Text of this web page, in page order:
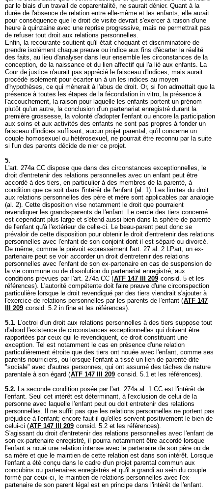
par le biais d'un travail de coparentalité, ne saurait dénier. Quant à la
durée de l'absence de relation entre elle-même et les enfants, elle aurait
pour conséquence que le droit de visite devrait s'exercer à raison d'une
heure à quinzaine avec une reprise progressive, mais ne permettrait pas
de refuser tout droit aux relations personnelles.
Enfin, la recourante soutient qu'il était choquant et discriminatoire de
prendre isolément chaque preuve ou indice aux fins d'écarter la réalité
des faits, au lieu d'analyser dans leur ensemble les circonstances de la
conception, de la naissance et du lien affectif qui l'a lié aux enfants. La
Cour de justice n'aurait pas apprécié le faisceau d'indices, mais aurait
procédé isolément pour écarter un à un les indices au moyen
d'hypothèses, ce qui mènerait à l'abus de droit. Or, si l'on admettait que la
présence à toutes les étapes de la fécondation in vitro, la présence à
l'accouchement, la raison pour laquelle les enfants portent un prénom
plutôt qu'un autre, la conclusion d'un partenariat enregistré durant la
première grossesse, la volonté d'adopter l'enfant ou encore la participation
aux soins et aux activités des enfants ne sont pas propres à fonder un
faisceau d'indices suffisant, aucun projet parental, qu'il concerne un
couple homosexuel ou hétérosexuel, ne pourrait être reconnu par la suite
si l'un des parents décide de nier ce projet.
5.
L'art. 274a CC dispose que dans des circonstances exceptionnelles, le
droit d'entretenir des relations personnelles avec un enfant peut être
accordé à des tiers, en particulier à des membres de la parenté, à
condition que ce soit dans l'intérêt de l'enfant (al. 1). Les limites du droit
aux relations personnelles des père et mère sont applicables par analogie
(al. 2). Cette disposition vise notamment le droit que pourraient
revendiquer les grands-parents de l'enfant. Le cercle des tiers concerné
est cependant plus large et s'étend aussi bien dans la sphère de parenté
de l'enfant qu'à l'extérieur de celle-ci. Le beau-parent peut donc se
prévaloir de cette disposition pour obtenir le droit d'entretenir des relations
personnelles avec l'enfant de son conjoint dont il est séparé ou divorcé.
De même, comme le prévoit expressément l'art. 27 al. 2 LPart, un ex-
partenaire peut se voir accorder un droit d'entretenir des relations
personnelles avec l'enfant de son ex-partenaire en cas de suspension de
la vie commune ou de dissolution du partenariat enregistré, aux
conditions prévues par l'art. 274a CC (ATF 147 III 209 consid. 5 et les
références). L'autorité compétente doit faire preuve d'une circonspection
particulière lorsque le droit revendiqué par des tiers viendrait s'ajouter à
l'exercice de relations personnelles par les parents de l'enfant (ATF 147
III 209 consid. 5.2 in fine et les références).
5.1. L'octroi d'un droit aux relations personnelles à des tiers suppose tout
d'abord l'existence de circonstances exceptionnelles qui doivent être
rapportées par ceux qui le revendiquent, ce droit constituant une
exception. Tel est notamment le cas en présence d'une relation
particulièrement étroite que des tiers ont nouée avec l'enfant, comme ses
parents nourriciers, ou lorsque l'enfant a tissé un lien de parenté dite
"sociale" avec d'autres personnes, qui ont assumé des tâches de nature
parentale à son égard (ATF 147 III 209 consid. 5.1 et les références).
5.2. La seconde condition posée par l'art. 274a al. 1 CC est l'intérêt de
l'enfant. Seul cet intérêt est déterminant, à l'exclusion de celui de la
personne avec laquelle l'enfant peut ou doit entretenir des relations
personnelles. Il ne suffit pas que les relations personnelles ne portent pas
préjudice à l'enfant; encore faut-il qu'elles servent positivement le bien de
celui-ci (ATF 147 III 209 consid. 5.2 et les références).
S'agissant du droit d'entretenir des relations personnelles avec l'enfant de
son ex-partenaire enregistré, il pourra notamment être accordé lorsque
l'enfant a noué une relation intense avec le partenaire de son père ou de
sa mère et que le maintien de cette relation est dans son intérêt. Lorsque
l'enfant a été conçu dans le cadre d'un projet parental commun aux
concubins ou partenaires enregistrés et qu'il a grandi au sein du couple
formé par ceux-ci, le maintien de relations personnelles avec l'ex-
partenaire de son parent légal est en principe dans l'intérêt de l'enfant.